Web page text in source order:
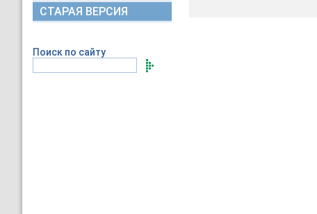
СТАРАЯ ВЕРСИЯ
Поиск по сайту